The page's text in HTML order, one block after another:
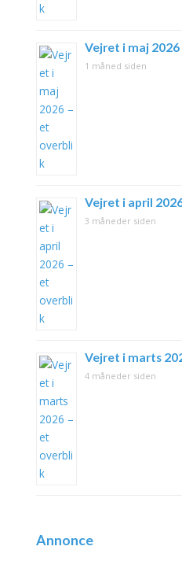
Vejret i maj
1 måned siden
Vejret i april
3 måneder siden
Vejret i marts
4 måneder siden
Annonce